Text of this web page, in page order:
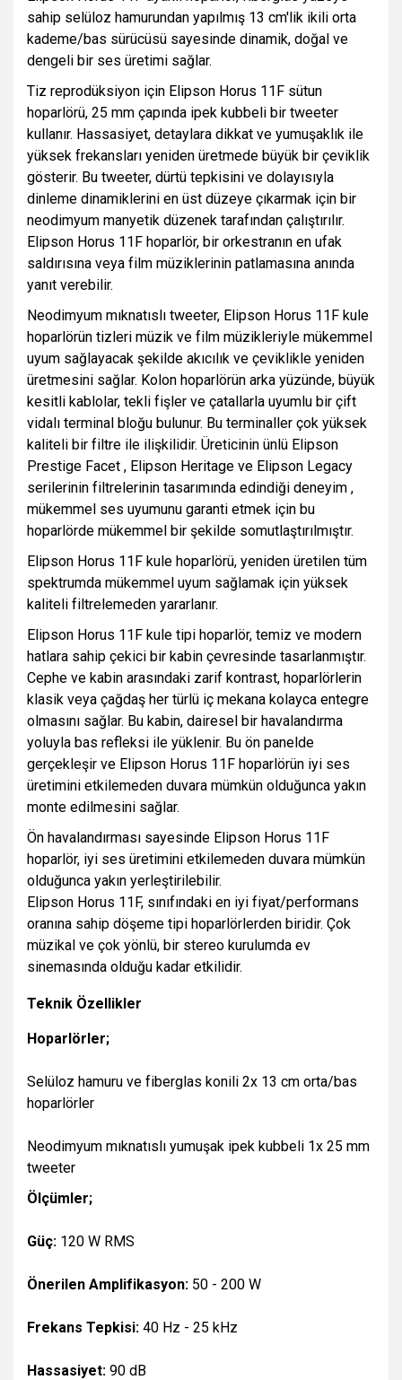
sahip selüloz hamurundan yapılmış 13 cm'lik ikili orta
kademe/bas sürücüsü sayesinde dinamik, doğal ve
dengeli bir ses üretimi sağlar.
Tiz reprodüksiyon için Elipson Horus 11F sütun
hoparlörü, 25 mm çapında ipek kubbeli bir tweeter
kullanır. Hassasiyet, detaylara dikkat ve yumuşaklık ile
yüksek frekansları yeniden üretmede büyük bir çeviklik
gösterir. Bu tweeter, dürtü tepkisini ve dolayısıyla
dinleme dinamiklerini en üst düzeye çıkarmak için bir
neodimyum manyetik düzenek tarafından çalıştırılır.
Elipson Horus 11F hoparlör, bir orkestranın en ufak
saldırısına veya film müziklerinin patlamasına anında
yanıt verebilir.
Neodimyum mıknatıslı tweeter, Elipson Horus 11F kule
hoparlörün tizleri müzik ve film müzikleriyle mükemmel
uyum sağlayacak şekilde akıcılık ve çeviklikle yeniden
üretmesini sağlar. Kolon hoparlörün arka yüzünde, büyük
kesitli kablolar, tekli fişler ve çatallarla uyumlu bir çift
vidalı terminal bloğu bulunur. Bu terminaller çok yüksek
kaliteli bir filtre ile ilişkilidir. Üreticinin ünlü Elipson
Prestige Facet , Elipson Heritage ve Elipson Legacy
serilerinin filtrelerinin tasarımında edindiği deneyim ,
mükemmel ses uyumunu garanti etmek için bu
hoparlörde mükemmel bir şekilde somutlaştırılmıştır.
Elipson Horus 11F kule hoparlörü, yeniden üretilen tüm
spektrumda mükemmel uyum sağlamak için yüksek
kaliteli filtrelemeden yararlanır.
Elipson Horus 11F kule tipi hoparlör, temiz ve modern
hatlara sahip çekici bir kabin çevresinde tasarlanmıştır.
Cephe ve kabin arasındaki zarif kontrast, hoparlörlerin
klasik veya çağdaş her türlü iç mekana kolayca entegre
olmasını sağlar. Bu kabin, dairesel bir havalandırma
yoluyla bas refleksi ile yüklenir. Bu ön panelde
gerçekleşir ve Elipson Horus 11F hoparlörün iyi ses
üretimini etkilemeden duvara mümkün olduğunca yakın
monte edilmesini sağlar.
Ön havalandırması sayesinde Elipson Horus 11F
hoparlör, iyi ses üretimini etkilemeden duvara mümkün
olduğunca yakın yerleştirilebilir.
Elipson Horus 11F, sınıfındaki en iyi fiyat/performans
oranına sahip döşeme tipi hoparlörlerden biridir. Çok
müzikal ve çok yönlü, bir stereo kurulumda ev
sinemasında olduğu kadar etkilidir.
Teknik Özellikler
Hoparlörler;
Selüloz hamuru ve fiberglas konili 2x 13 cm orta/bas
hoparlörler
Neodimyum mıknatıslı yumuşak ipek kubbeli 1x 25 mm
tweeter
Ölçümler;
Güç: 120 W RMS
Önerilen Amplifikasyon: 50 - 200 W
Frekans Tepkisi: 40 Hz - 25 kHz
Hassasiyet: 90 dB